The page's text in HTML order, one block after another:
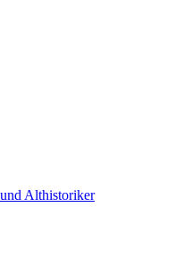
Althistoriker